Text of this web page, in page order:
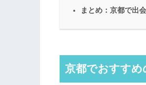
まとめ：京都で出
京都でおすす